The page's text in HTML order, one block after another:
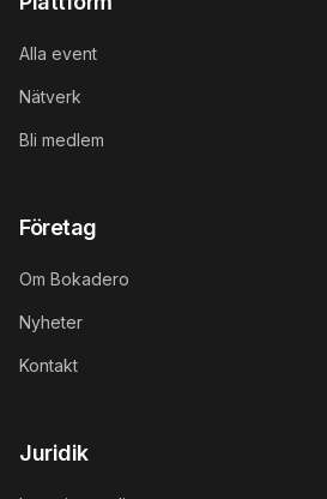
Alla event
Nätverk
Bli medlem
Företag
Om Bokadero
Nyheter
Kontakt
Juridik